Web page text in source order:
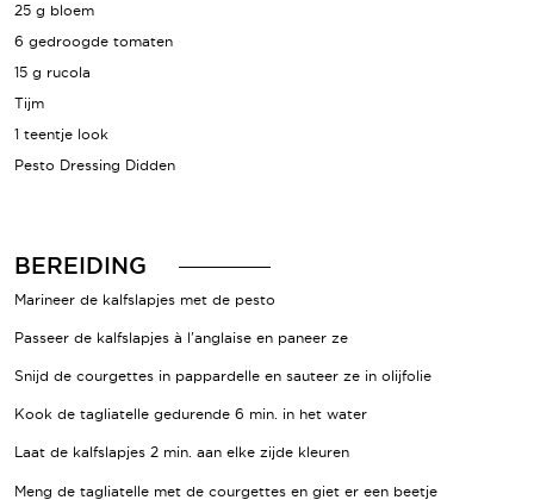
25 g bloem
6 gedroogde tomaten
15 g rucola
Tijm
1 teentje look
Pesto Dressing Didden
BEREIDING
Marineer de kalfslapjes met de pesto
Passeer de kalfslapjes à l'anglaise en paneer ze
Snijd de courgettes in pappardelle en sauteer ze in olijfolie
Kook de tagliatelle gedurende 6 min. in het water
Laat de kalfslapjes 2 min. aan elke zijde kleuren
Meng de tagliatelle met de courgettes en giet er een beetje